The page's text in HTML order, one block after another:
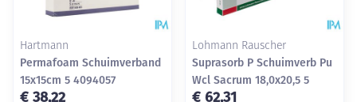
Hartmann
Permafoam Schuimverband
15x15cm 5 4094057
€ 38,22
Lohmann Rauscher
Suprasorb P Schuimverb Pu
Wcl Sacrum 18,0x20,5 5
€ 62,31